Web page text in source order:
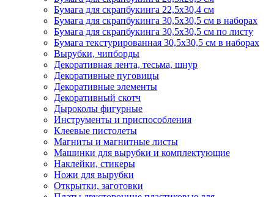
Бумага для скрапбукинга 22,5х30,4 см
Бумага для скрапбукинга 30,5х30,5 см в наборах
Бумага для скрапбукинга 30,5х30,5 см по листу
Бумага текстурированная 30,5х30,5 см в наборах
Вырубки, чипборды
Декоративная лента, тесьма, шнур
Декоративные пуговицы
Декоративные элементы
Декоративный скотч
Дыроколы фигурные
Инструменты и приспособления
Клеевые пистолеты
Магниты и магнитные листы
Машинки для вырубки и комплектующие
Наклейки, стикеры
Ножи для вырубки
Открытки, заготовки